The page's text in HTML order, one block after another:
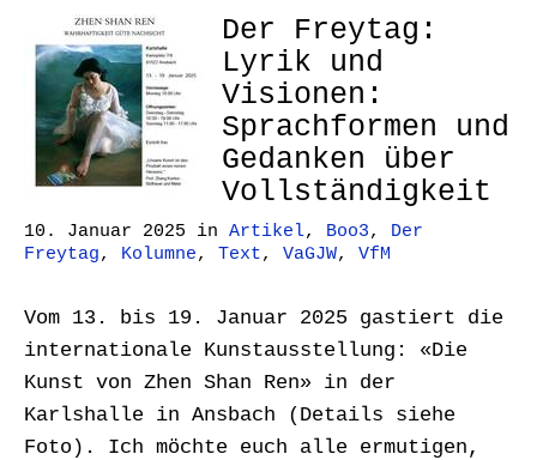
Der Freytag:
Lyrik und
Visionen:
Sprachformen und
Gedanken über
Vollständigkeit
10. Januar 2025 in Artikel, Boo3, Der
Freytag, Kolumne, Text, VaGJW, VfM
Vom 13. bis 19. Januar 2025 gastiert die
internationale Kunstausstellung: «Die
Kunst von Zhen Shan Ren» in der
Karlshalle in Ansbach (Details siehe
Foto). Ich möchte euch alle ermutigen,